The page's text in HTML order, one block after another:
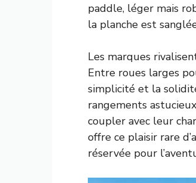
paddle, léger mais
la planche est
Les marques
Entre roues larges
simplicité et la
rangements
coupler avec leur
offre ce plaisir rare
réservée pour